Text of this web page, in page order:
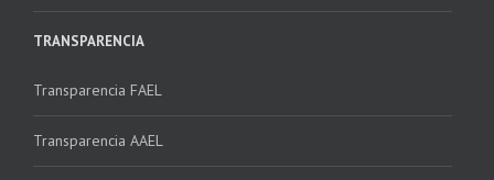
TRANSPARENCIA
Transparencia FAEL
Transparencia AAEL